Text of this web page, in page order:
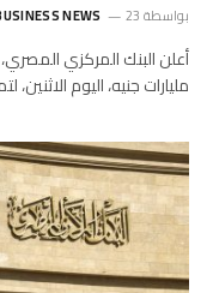
بواسطة NEWS 23 سبتمبر، 2024
مليارات جنيه، اليوم